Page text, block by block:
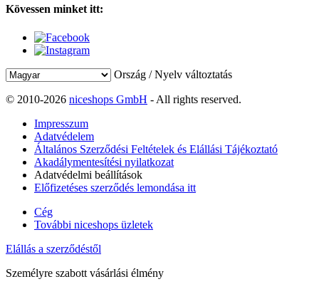
Kövessen minket itt:
Ország / Nyelv változtatás
© 2010-2026 niceshops GmbH - All rights reserved.
Impresszum
Adatvédelem
Általános Szerződési Feltételek és Elállási Tájékoztató
Akadálymentesítési nyilatkozat
Adatvédelmi beállítások
Előfizetéses szerződés lemondása itt
Cég
További niceshops üzletek
Elállás a szerződéstől
Személyre szabott vásárlási élmény